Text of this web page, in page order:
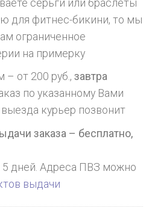
серьги или браслеты
для фитнес-бикини, то мы
ограниченное
на примерку
– от 200 руб.,завтра
по указанному Вами
курьер позвонит
заказа – бесплатно,
дней. Адреса ПВЗ можно
выдачи